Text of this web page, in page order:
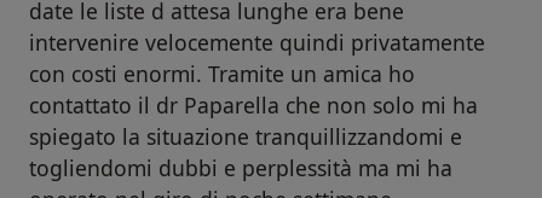
date le liste d attesa lunghe era bene
intervenire velocemente quindi privatamente
con costi enormi. Tramite un amica ho
contattato il dr Paparella che non solo mi ha
spiegato la situazione tranquillizzandomi e
togliendomi dubbi e perplessità ma mi ha